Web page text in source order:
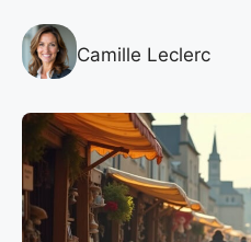
Camille Leclerc